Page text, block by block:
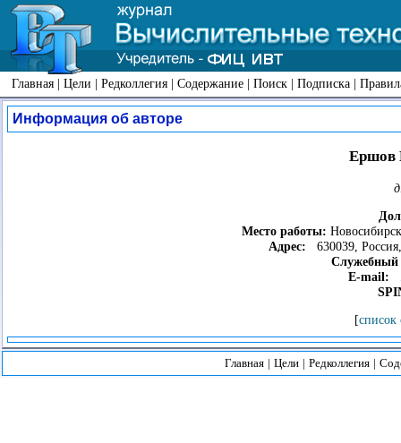
Главная | Цели | Редколлегия | Содержание | Поиск | Подписка |
Информация об авторе
Ершов
Место работы:
Адрес: 630039,
Служебный
E-mail:
[список
Главная | Цели | Редколлегия |